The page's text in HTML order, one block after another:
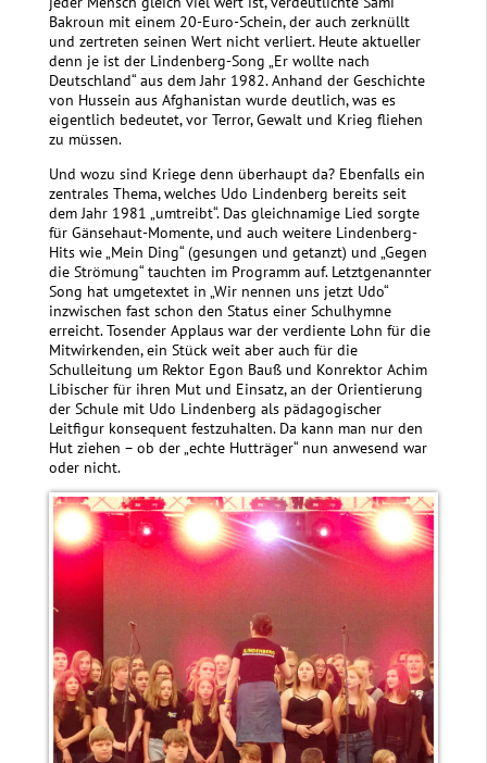
Bakroun mit einem 20-Euro-Schein, der auch zerknüllt
und zertreten seinen Wert nicht verliert. Heute aktueller
denn je ist der Lindenberg-Song „Er wollte nach
Deutschland“ aus dem Jahr 1982. Anhand der Geschichte
von Hussein aus Afghanistan wurde deutlich, was es
eigentlich bedeutet, vor Terror, Gewalt und Krieg fliehen
zu müssen.
Und wozu sind Kriege denn überhaupt da? Ebenfalls ein
zentrales Thema, welches Udo Lindenberg bereits seit
dem Jahr 1981 „umtreibt“. Das gleichnamige Lied sorgte
für Gänsehaut-Momente, und auch weitere Lindenberg-
Hits wie „Mein Ding“ (gesungen und getanzt) und „Gegen
die Strömung“ tauchten im Programm auf. Letztgenannter
Song hat umgetextet in „Wir nennen uns jetzt Udo“
inzwischen fast schon den Status einer Schulhymne
erreicht. Tosender Applaus war der verdiente Lohn für die
Mitwirkenden, ein Stück weit aber auch für die
Schulleitung um Rektor Egon Bauß und Konrektor Achim
Libischer für ihren Mut und Einsatz, an der Orientierung
der Schule mit Udo Lindenberg als pädagogischer
Leitfigur konsequent festzuhalten. Da kann man nur den
Hut ziehen – ob der „echte Hutträger“ nun anwesend war
oder nicht.